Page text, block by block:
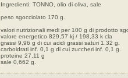
Ingredienti: TONNO, olio di oliva, sale
peso sgocciolato 170 g.
valori nutrizionali medi per 100 g di prodotto
valore energetico 829,57 kj / 198,33 k cla
grassi 9,96 g di cui acidi grassi saturi 1,32 g.
carboidrati inf. 0,1 g di cui zuccheri inf. 0,1 g.
proteine 27,11 g
sale 0,662 g.